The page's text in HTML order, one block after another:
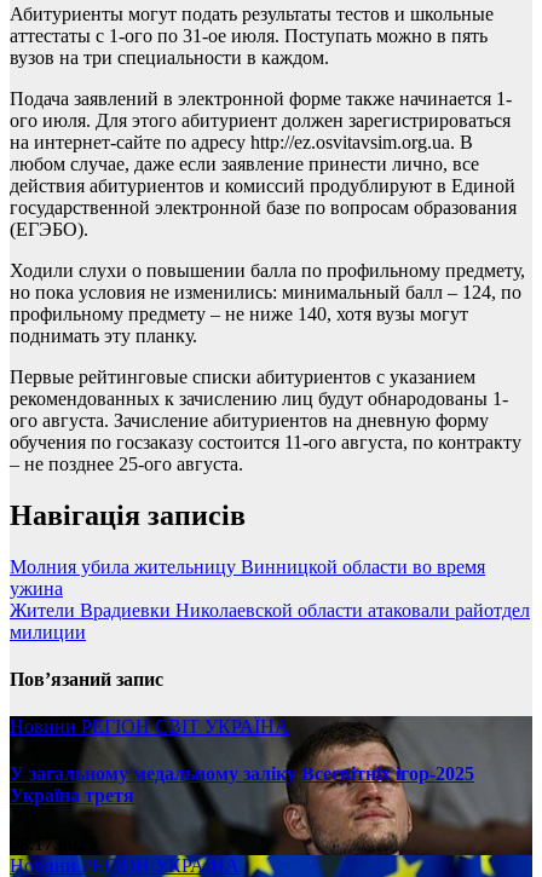
Абитуриенты могут подать результаты тестов и школьные
аттестаты с 1-ого по 31-ое июля. Поступать можно в пять
вузов на три специальности в каждом.
Подача заявлений в электронной форме также начинается 1-
ого июля. Для этого абитуриент должен зарегистрироваться
на интернет-сайте по адресу http://ez.osvitavsim.org.ua. В
любом случае, даже если заявление принести лично, все
действия абитуриентов и комиссий продублируют в Единой
государственной электронной базе по вопросам образования
(ЕГЭБО).
Ходили слухи о повышении балла по профильному предмету,
но пока условия не изменились: минимальный балл – 124, по
профильному предмету – не ниже 140, хотя вузы могут
поднимать эту планку.
Первые рейтинговые списки абитуриентов с указанием
рекомендованных к зачислению лиц будут обнародованы 1-
ого августа. Зачисление абитуриентов на дневную форму
обучения по госзаказу состоится 11-ого августа, по контракту
– не позднее 25-ого августа.
Навігація записів
Молния убила жительницу Винницкой области во время
ужина
Жители Врадиевки Николаевской области атаковали райотдел
милиции
Пов’язаний запис
Новини РЕГІОНСВІТ УКРАЇНА
У загальному медальному заліку Всесвітніх ігор-2025
Україна третя
08.17.2025
НовиниРЕГІОН УКРАЇНА